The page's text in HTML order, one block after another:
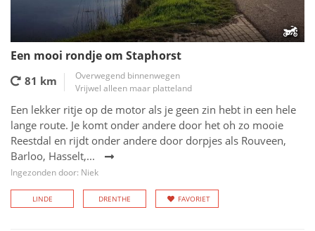
Een mooi rondje om Staphorst
81 km
Overwegend binnenwegen
Vrijwel alleen maar platteland
Een lekker ritje op de motor als je geen zin hebt in een hele
lange route. Je komt onder andere door het oh zo mooie
Reestdal en rijdt onder andere door dorpjes als Rouveen,
Barloo, Hasselt,...
Ingezonden door: Niek
LINDE DRENTHE FAVORIET